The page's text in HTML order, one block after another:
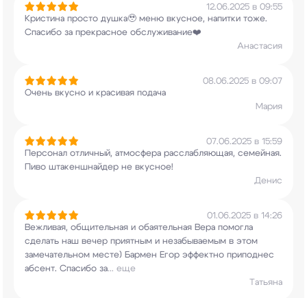
12.06.2025 в 09:55
Кристина просто душка🥹 меню вкусное, напитки тоже.
Спасибо за прекрасное обслуживание❤️
Анастасия
08.06.2025 в 09:07
Очень вкусно и красивая подача
Мария
07.06.2025 в 15:59
Персонал отличный, атмосфера расслабляющая, семейная.
Пиво штакеншнайдер не вкусное!
Денис
01.06.2025 в 14:26
Вежливая, общительная и обаятельная Вера помогла
сделать наш вечер приятным и незабываемым в этом
замечательном месте) Бармен Егор эффектно приподнес
абсент. Спасибо за... еще
Татьяна